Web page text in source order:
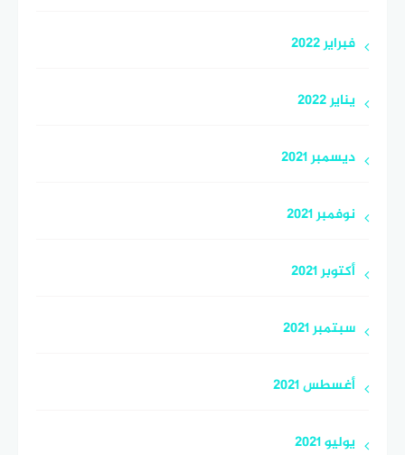
فبراير 2022
يناير 2022
ديسمبر 2021
نوفمبر 2021
أكتوبر 2021
سبتمبر 2021
أغسطس 2021
يوليو 2021